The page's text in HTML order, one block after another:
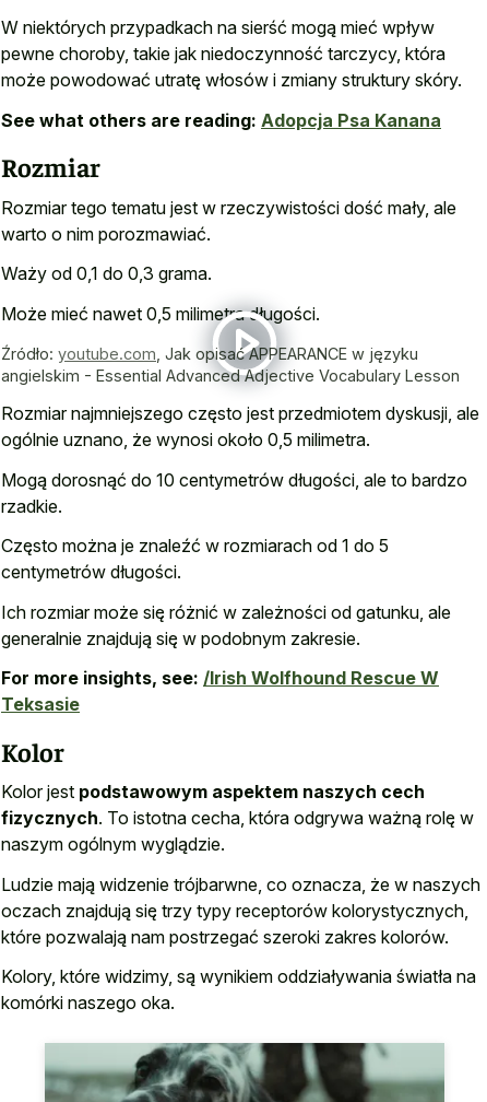
W niektórych przypadkach na sierść mogą mieć wpływ
pewne choroby, takie jak niedoczynność tarczycy, która
może powodować utratę włosów i zmiany struktury skóry.
See what others are reading: Adopcja Psa Kanana
Rozmiar
Rozmiar tego tematu jest w rzeczywistości dość mały, ale
warto o nim porozmawiać.
Waży od 0,1 do 0,3 grama.
Może mieć nawet 0,5 milimetra długości.
Źródło: youtube.com Jak opisać APPEARANCE w języku
angielskim - Essential Advanced Adjective Vocabulary Lesson
Rozmiar najmniejszego często jest przedmiotem dyskusji, ale
ogólnie uznano, że wynosi około 0,5 milimetra.
Mogą dorosnąć do 10 centymetrów długości, ale to bardzo
rzadkie.
Często można je znaleźć w rozmiarach od 1 do 5
centymetrów długości.
Ich rozmiar może się różnić w zależności od gatunku, ale
generalnie znajdują się w podobnym zakresie.
For more insights, see: /Irish Wolfhound Rescue W
Teksasie
Kolor
Kolor jest podstawowym aspektem naszych cech
fizycznych. To istotna cecha, która odgrywa ważną rolę w
naszym ogólnym wyglądzie.
Ludzie mają widzenie trójbarwne, co oznacza, że w naszych
oczach znajdują się trzy typy receptorów kolorystycznych,
które pozwalają nam postrzegać szeroki zakres kolorów.
Kolory, które widzimy, są wynikiem oddziaływania światła na
komórki naszego oka.